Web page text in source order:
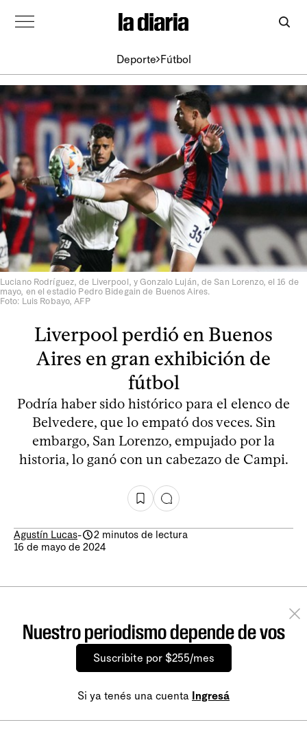
Deporte Fútbol
Luciano Rodríguez, de Liverpool, y Gonzalo Luján, de San Lorenzo, el 16 de
mayo, en el estadio Pedro Bidegain de Buenos Aires.
Foto: Luis Robayo, AFP
Liverpool perdió en Buenos
Aires en gran exhibición de
fútbol
Podría haber sido histórico para el elenco de
Belvedere, que lo empató dos veces. Sin
embargo, San Lorenzo, empujado por la
historia, lo ganó con un cabezazo de Campi.
Agustín Lucas-
2 minutos de lectura
16 de mayo de 2024
Nuestro periodismo depende de vos
Suscribite por $255/mes
Si ya tenés una cuenta Ingresá